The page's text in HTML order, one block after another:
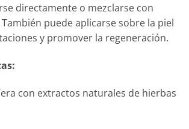
directamente o mezclarse con
puede aplicarse sobre la piel
y promover la regeneración.
con extractos naturales de hierbas